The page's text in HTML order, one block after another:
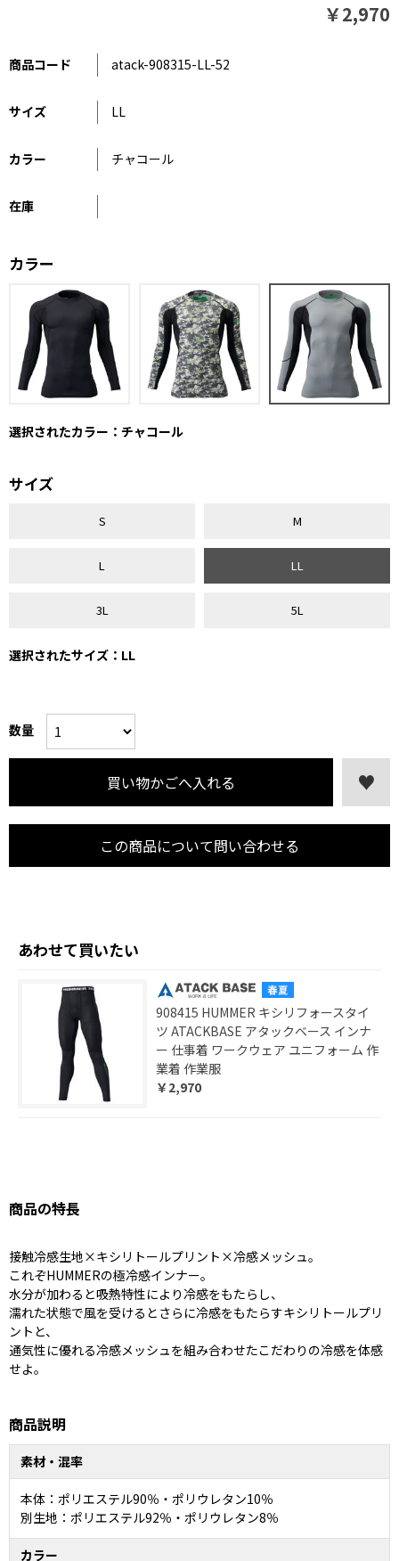
￥2,970
商品コード atack-908315-LL-52
サイズ LL
カラー チャコール
在庫
カラー
選択されたカラー：チャコール
サイズ
S M
L LL
3L 5L
選択されたサイズ：LL
数量
あわせて買いたい
908415 HUMMER キシリフォースタイ
ツ ATACKBASE アタックベース インナ
ー 仕事着 ワークウェア ユニフォーム 作
業着 作業服
￥2,970
この商品について問い合わせる
商品の特長
接触冷感生地×キシリトールプリント×冷感メッシュ。
これぞHUMMERの極冷感インナー。
水分が加わると吸熱特性により冷感をもたらし、
濡れた状態で風を受けるとさらに冷感をもたらすキシリトールプリ
ントと、
通気性に優れる冷感メッシュを組み合わせたこだわりの冷感を体感
せよ。
商品説明
素材・混率
本体：ポリエステル90％・ポリウレタン10％
別生地：ポリエステル92％・ポリウレタン8％
カラー